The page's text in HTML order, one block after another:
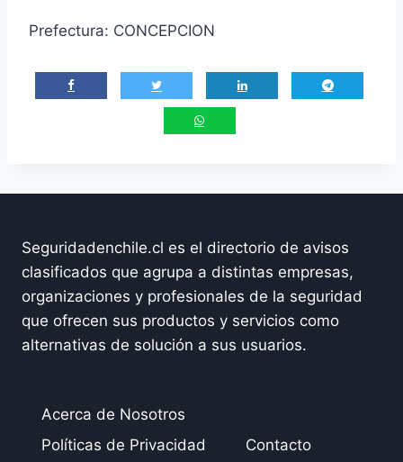
Prefectura: CONCEPCION
Seguridadenchile.cl es el directorio de avisos
clasificados que agrupa a distintas empresas,
organizaciones y profesionales de la seguridad
que ofrecen sus productos y servicios como
alternativas de solución a sus usuarios.
Acerca de Nosotros
Políticas de Privacidad
Contacto